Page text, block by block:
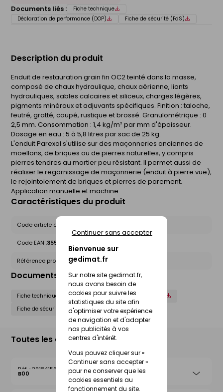
Bienvenue sur
gedimat.fr
Sur notre site gedimat.fr,
nous avons besoin de
cookies pour suivre les
statistiques du site afin
d'optimiser votre expérience
de navigation et d'adapter
nos publicités à vos
centres d'intérêt.
Vous pouvez cliquer sur «
Continuer sans accepter »
pour ne conserver que les
cookies essentiels au
fonctionnement du site.
Continuer sans accepter
Documents liés :
Fiche technique
Déclaration de performance (DOP)
Fiche de sécurité (FdS)
Description du produit
Enduit de restauration grain fin OC2 teinté dans la masse,
composé de chaux hydraulique, chaux aérienne, liants
hydrauliques, sables calcaires et siliceux, charges légères,
pigments minéraux et adjuvants spécifiques. Finition : taloche,
feutré, gratté, coupé, rustique et brossé. Granulométrique : 0 
2,5 mm. Consommation : 1,4 kg/m² par mm d'épaisseur.
Dosage en eau : 5 à 5,8 litres par sac de 25 kg.
L'enduit Parexal s'utilise sur des maçonneries anciennes de
moellons, de briques ou de pierres naturelles, y compris
pierres tendres au mortier peu résistant. Il permet aussi de
réaliser le regarnissage de maçonnerie (enduit à pierre vue),
le rejointoiement de briques et pierres de parement.
Application manuelle et machine.
Caractéristiques du produit
Code article chez le fournisseur :
Code EAN :3555432237243
Référence produit nationale Gedimat :
Documents liés
Fiche technique
Déclaration de performance (DOP)
Fiche de sécurité (FdS)
Toutes les déclinaisons
29184156
B00